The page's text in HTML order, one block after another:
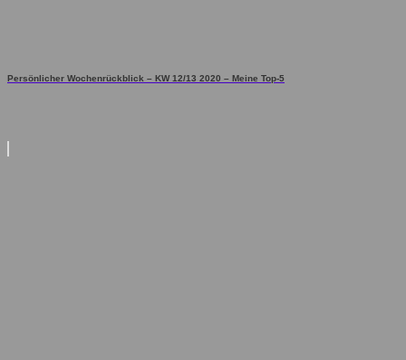
Persönlicher Wochenrückblick – KW 12/13 2020 – Meine Top-5